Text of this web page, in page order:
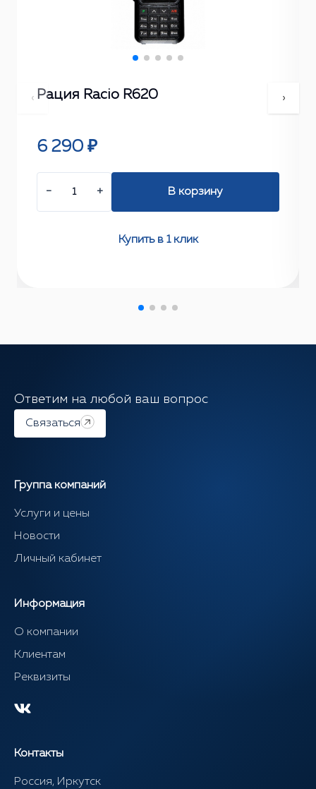
Рация Racio R620
6 290 ₽
− + В корзину
Купить в 1 клик
‹ ›
Ответим на любой ваш вопрос
Связаться
Группа компаний
Услуги и цены
Новости
Личный кабинет
Информация
О компании
Клиентам
Реквизиты
Контакты
Россия, Иркутск